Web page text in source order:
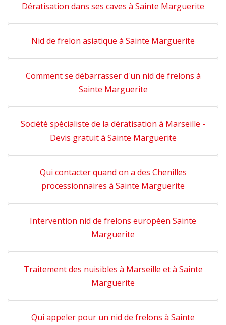
Dératisation dans ses caves à Sainte Marguerite
Nid de frelon asiatique à Sainte Marguerite
Comment se débarrasser d'un nid de frelons à
Sainte Marguerite
Société spécialiste de la dératisation à Marseille -
Devis gratuit à Sainte Marguerite
Qui contacter quand on a des Chenilles
processionnaires à Sainte Marguerite
Intervention nid de frelons européen Sainte
Marguerite
Traitement des nuisibles à Marseille et à Sainte
Marguerite
Qui appeler pour un nid de frelons à Sainte